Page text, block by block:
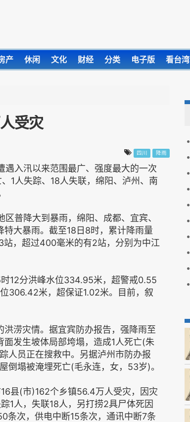
产 休闲 文化 财经 分类 电子版 看台湾
受灾
四川 降雨
遇入汛以来范围最广、强度最大的一次
1人失踪、18人失联，绵阳、泸州、南
普降大到暴雨，绵阳、成都、宜宾、
大暴雨。截至18日8时，累计降雨量
，超过400毫米的有2站，分别为中江
12分洪峰水位334.95米，超警戒0.55
306.42米，超保证1.02米。目前，叙
涝灾情。据宜宾防办报告，强降雨至
发生坡体局部垮塌，造成1人死亡(朱
人员正在搜救中。另据泸州市防办报
倒塌被淹埋死亡(毛永连，女，53岁)。
县(市)162个乡镇56.4万人受灾，因灾
1人，失联18人，另打捞2具尸体死因
条次，供电中断15条次，通讯中断7条